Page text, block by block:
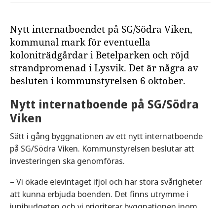
Nytt internatboendet på SG/Södra Viken,
kommunal mark för eventuella
koloniträdgårdar i Betelparken och röjd
strandpromenad i Lysvik. Det är några av
besluten i kommunstyrelsen 6 oktober.
Nytt internatboende på SG/Södra
Viken
Sätt i gång byggnationen av ett nytt internatboende
på SG/Södra Viken. Kommunstyrelsen beslutar att
investeringen ska genomföras.
– Vi ökade elevintaget ifjol och har stora svårigheter
att kunna erbjuda boenden. Det finns utrymme i